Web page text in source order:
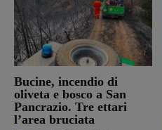
Bucine, incendio di
oliveta e bosco a San
Pancrazio. Tre ettari
l’area bruciata